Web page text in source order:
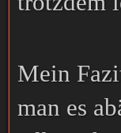
Mein
man es